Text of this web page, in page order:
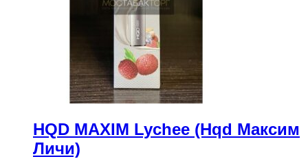
HQD MAXIM Lychee (Hqd Максим
Личи)